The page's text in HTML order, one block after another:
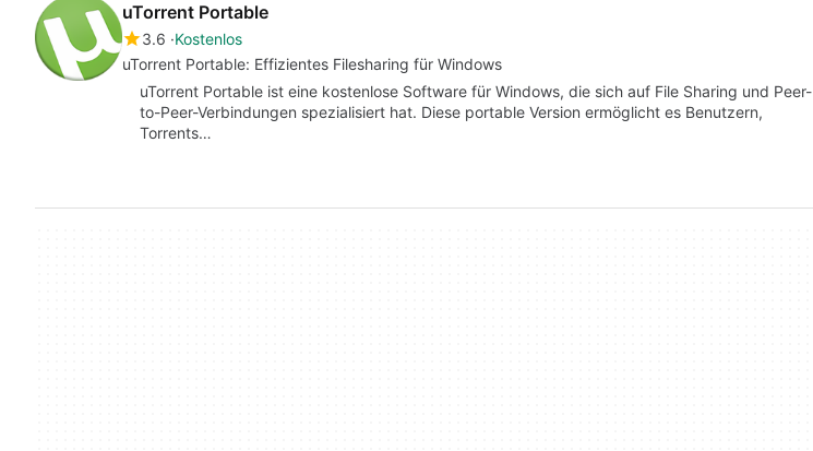
uTorrent Portable
3.6 Kostenlos
uTorrent Portable: Effizientes Filesharing für Windows
uTorrent Portable ist eine kostenlose Software für Windows, die sich auf File Sharing und Peer-
to-Peer-Verbindungen spezialisiert hat. Diese portable Version ermöglicht es Benutzern,
Torrents…